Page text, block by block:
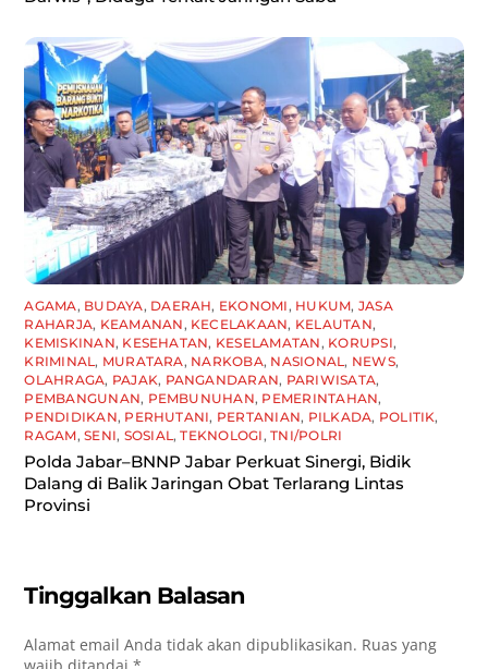
AGAMA, BUDAYA, DAERAH, EKONOMI , HUKUM, JASA
RAHARJA, KEAMANAN , KECELAKAAN, KELAUTAN,
KEMISKINAN, KESEHATAN, KESELAMATAN , KORUPSI,
KRIMINAL , MURATARA, NARKOBA, NASIONAL , NEWS,
OLAHRAGA, PAJAK, PANGANDARAN, PARIWISATA,
PEMBANGUNAN, PEMBUNUHAN, PEMERINTAHAN,
PENDIDIKAN, PERHUTANI, PERTANIAN, PILKADA, POLITIK,
RAGAM,SENI, SOSIAL ,TEKNOLOGI ,TNI/POLRI
Polda Jabar–BNNP Jabar Perkuat Sinergi, Bidik
Dalang di Balik Jaringan Obat Terlarang Lintas
Provinsi
Tinggalkan Balasan
Alamat email Anda tidak akan dipublikasikan. Ruas yang